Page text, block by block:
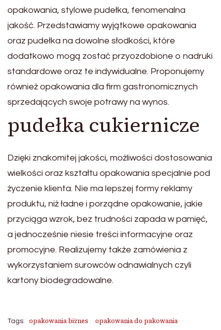
opakowania, stylowe pudełka, fenomenalna
jakość. Przedstawiamy wyjątkowe opakowania
oraz pudełka na dowolne słodkości, które
dodatkowo mogą zostać przyozdobione o nadruki
standardowe oraz te indywidualne. Proponujemy
również opakowania dla firm gastronomicznych
sprzedających swoje potrawy na wynos.
pudełka cukiernicze
Dzięki znakomitej jakości, możliwości dostosowania
wielkości oraz kształtu opakowania specjalnie pod
życzenie klienta. Nie ma lepszej formy reklamy
produktu, niż ładne i porządne opakowanie, jakie
przyciąga wzrok, bez trudności zapada w pamięć,
a jednocześnie niesie treści informacyjne oraz
promocyjne. Realizujemy także zamówienia z
wykorzystaniem surowców odnawialnych czyli
kartony biodegradowalne.
Tags: opakowania biznes
opakowania do pakowania